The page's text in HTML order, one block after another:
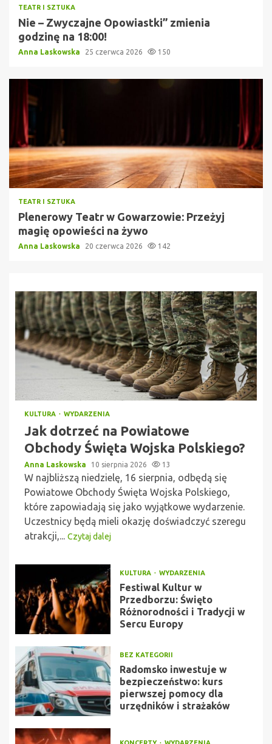
TEATR I SZTUKA
Nie – Zwyczajne Opowiastki” zmienia
godzinę na 18:00!
Anna Laskowska 25 czerwca 2026 150
TEATR I SZTUKA
Plenerowy Teatr w Gowarzowie: Przeżyj
magię opowieści na żywo
Anna Laskowska 20 czerwca 2026 142
KULTURA WYDARZENIA
Jak dotrzeć na Powiatowe
Obchody Święta Wojska Polskiego?
Anna Laskowska 10 sierpnia 2026 13
W najbliższą niedzielę, 16 sierpnia, odbędą się
Powiatowe Obchody Święta Wojska Polskiego,
które zapowiadają się jako wyjątkowe wydarzenie.
Uczestnicy będą mieli okazję doświadczyć szeregu
atrakcji,... Czytaj dalej
KULTURA WYDARZENIA
Festiwal Kultur w
Przedborzu: Święto
Różnorodności i Tradycji w
Sercu Europy
BEZ KATEGORII
Radomsko inwestuje w
bezpieczeństwo: kurs
pierwszej pomocy dla
urzędników i strażaków